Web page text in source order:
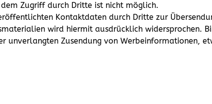
Zugriff durch Dritte ist nicht möglich.
Kontaktdaten durch Dritte zur
wird hiermit ausdrücklich widersprochen.
unverlangten Zusendung von Werbeinformationen,